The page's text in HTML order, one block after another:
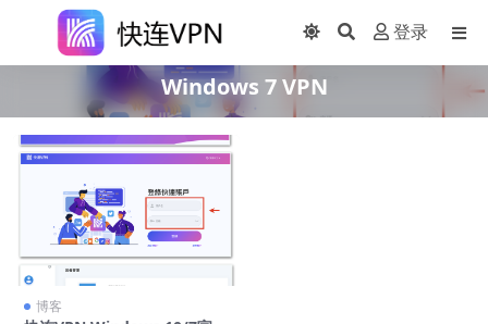
登录
Windows 7 VPN
博客